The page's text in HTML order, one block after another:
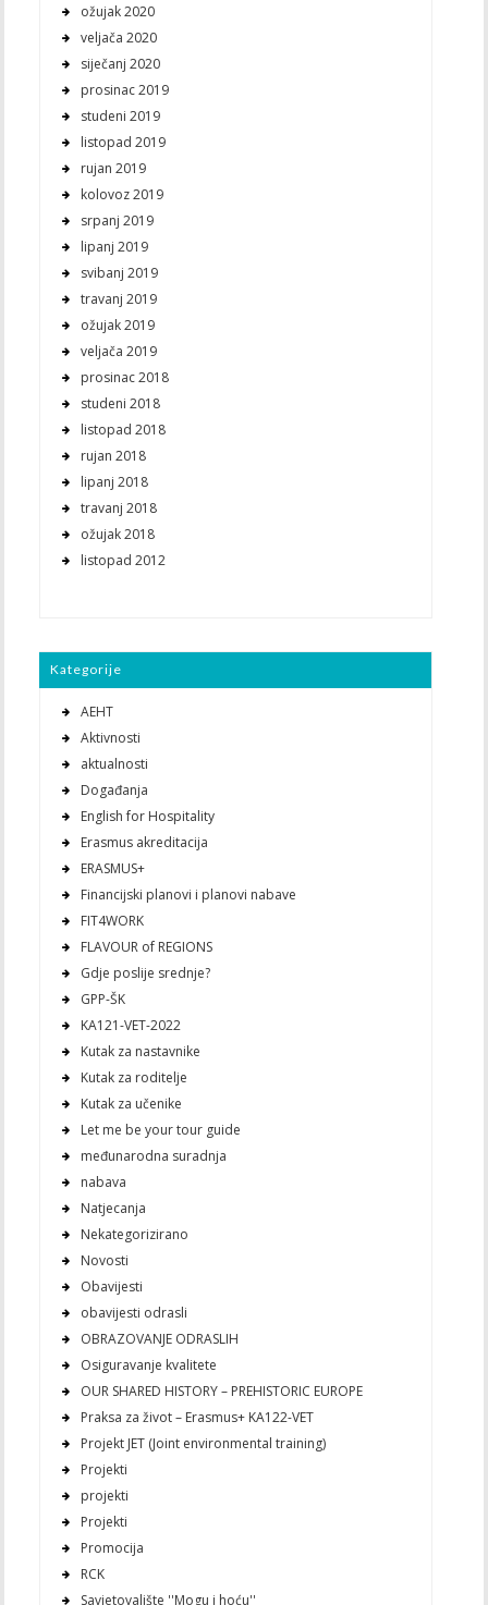
ožujak 2020
veljača 2020
siječanj 2020
prosinac 2019
studeni 2019
listopad 2019
rujan 2019
kolovoz 2019
srpanj 2019
lipanj 2019
svibanj 2019
travanj 2019
ožujak 2019
veljača 2019
prosinac 2018
studeni 2018
listopad 2018
rujan 2018
lipanj 2018
travanj 2018
ožujak 2018
listopad 2012
Kategorije
AEHT
Aktivnosti
aktualnosti
Događanja
English for Hospitality
Erasmus akreditacija
ERASMUS+
Financijski planovi i planovi nabave
FIT4WORK
FLAVOUR of REGIONS
Gdje poslije srednje?
GPP-ŠK
KA121-VET-2022
Kutak za nastavnike
Kutak za roditelje
Kutak za učenike
Let me be your tour guide
međunarodna suradnja
nabava
Natjecanja
Nekategorizirano
Novosti
Obavijesti
obavijesti odrasli
OBRAZOVANJE ODRASLIH
Osiguravanje kvalitete
OUR SHARED HISTORY – PREHISTORIC EUROPE
Praksa za život – Erasmus+ KA122-VET
Projekt JET (Joint environmental training)
Projekti
projekti
Projekti
Promocija
RCK
Savjetovalište ''Mogu i hoću''